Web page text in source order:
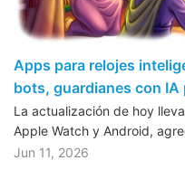
Apps para relojes
bots, guardianes con
La actualización de hoy
Apple Watch y Android,
Jun 11, 2026